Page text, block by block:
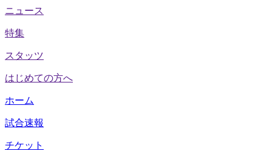
ニュース
特集
スタッツ
はじめての方へ
ホーム
試合速報
チケット